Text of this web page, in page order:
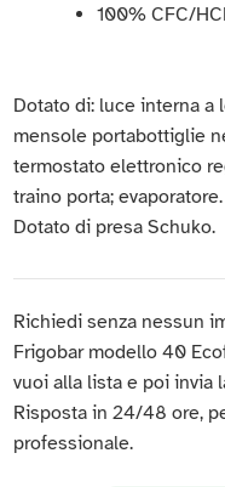
100% CFC/
Dotato di: luce interna a
mensole portabottiglie
termostato elettronico
traino porta; evaporatore.
Dotato di presa Schuko.
Richiedi senza nessun
Frigobar modello 40
vuoi alla lista e poi invia
Risposta in 24/48 ore,
professionale.